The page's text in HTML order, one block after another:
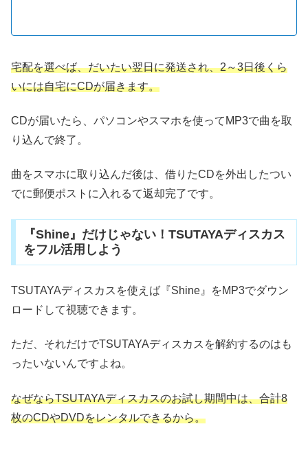
宅配を選べば、だいたい翌日に発送され、2～3日後くら
いには自宅にCDが届きます。
CDが届いたら、パソコンやスマホを使ってMP3で曲を取
り込んで終了。
曲をスマホに取り込んだ後は、借りたCDを外出したつい
でに郵便ポストに入れるて返却完了です。
『Shine』だけじゃない！TSUTAYAディスカス
をフル活用しよう
TSUTAYAディスカスを使えば『Shine』をMP3でダウン
ロードして視聴できます。
ただ、それだけでTSUTAYAディスカスを解約するのはも
ったいないんですよね。
なぜならTSUTAYAディスカスのお試し期間中は、合計8
枚のCDやDVDをレンタルできるから。